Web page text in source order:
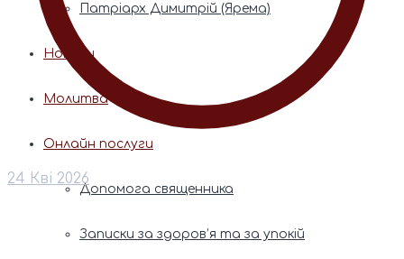
Патріарх Димитрій (Ярема)
Новини
Молитва
Онлайн послуги
Допомога священника
Записки за здоров’я та за упокій
24 Кві 2026